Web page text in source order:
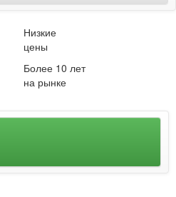
Низкие
цены
Более 10 лет
на рынке